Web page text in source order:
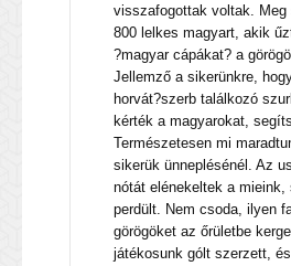
visszafogottak voltak.
800 lelkes magyart, akik
?magyar cápákat? a
Jellemző a sikerünkre,
horvát?szerb találkozó
kérték a magyarokat,
Természetesen mi
sikerük ünneplésénél. Az
nótát elénekeltek a
perdült. Nem csoda, ilyen
görögöket az őrületbe
játékosunk gólt szerzett,